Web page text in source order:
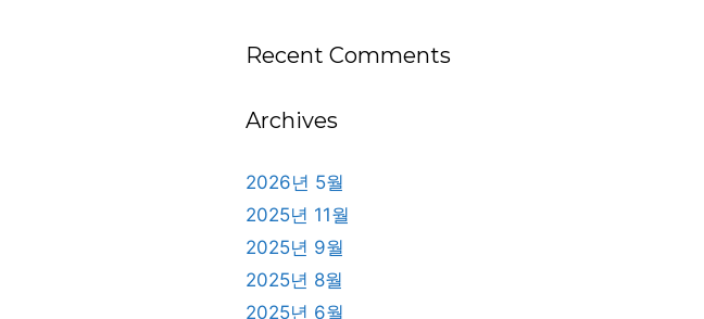
Recent Comments
Archives
2026년 5월
2025년 11월
2025년 9월
2025년 8월
2025년 6월